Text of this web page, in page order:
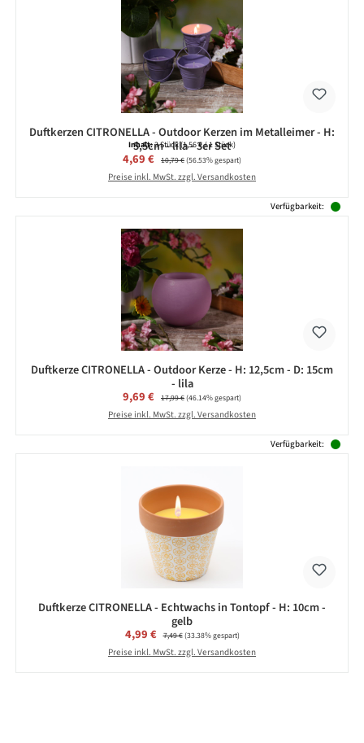
Duftkerzen CITRONELLA - Outdoor Kerzen im Metalleimer - H:
5,5cm - lila - 3er Set
Inhalt:3 Stück(1,56 € / 1 Stück)
Verkaufspreis:
4,69 € Regulärer Preis:
10,79 €(56.53% gespart)
Preise inkl. MwSt. zzgl. Versandkosten
Verfügbarkeit:
Duftkerze CITRONELLA - Outdoor Kerze - H: 12,5cm - D: 15cm
- lila
Verkaufspreis:
9,69 € Regulärer Preis:
17,99 €(46.14% gespart)
Preise inkl. MwSt. zzgl. Versandkosten
Verfügbarkeit:
Duftkerze CITRONELLA - Echtwachs in Tontopf - H: 10cm -
gelb
Verkaufspreis:
4,99 € Regulärer Preis:
7,49 €(33.38% gespart)
Preise inkl. MwSt. zzgl. Versandkosten